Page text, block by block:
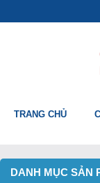
TRANG CHỦ
DANH MỤC SẢN